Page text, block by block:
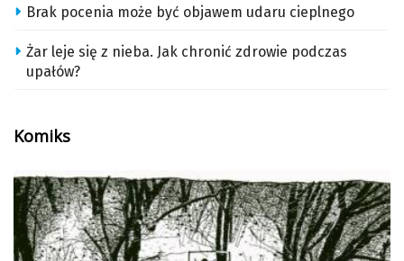
Brak pocenia może być objawem udaru cieplnego
Żar leje się z nieba. Jak chronić zdrowie podczas
upałów?
Komiks